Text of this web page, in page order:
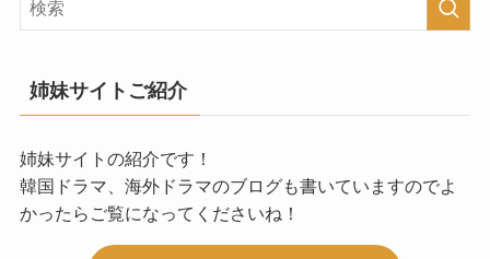
姉妹サイトご紹介
姉妹サイトの紹介です！
韓国ドラマ、海外ドラマのブログも書いていますのでよ
かったらご覧になってくださいね！